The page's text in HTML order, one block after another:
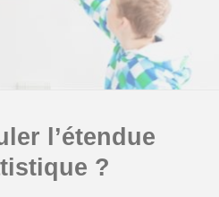
l’étendue
?